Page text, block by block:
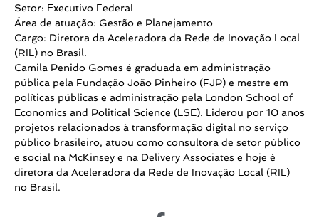
Setor: Executivo Federal
Área de atuação: Gestão e Planejamento
Cargo: Diretora da Aceleradora da Rede de Inovação Local
(RIL) no Brasil.
Camila Penido Gomes é graduada em administração
pública pela Fundação João Pinheiro (FJP) e mestre em
políticas públicas e administração pela London School of
Economics and Political Science (LSE). Liderou por 10 anos
projetos relacionados à transformação digital no serviço
público brasileiro, atuou como consultora de setor público
e social na McKinsey e na Delivery Associates e hoje é
diretora da Aceleradora da Rede de Inovação Local (RIL)
no Brasil.